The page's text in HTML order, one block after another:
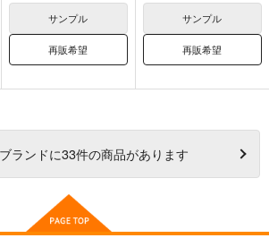
サンプル
再販希望
サンプル
再販希望
ランドに33件の商品があります